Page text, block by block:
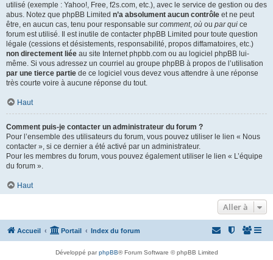
utilisé (exemple : Yahoo!, Free, f2s.com, etc.), avec le service de gestion ou des
abus. Notez que phpBB Limited n’a absolument aucun contrôle et ne peut
être, en aucun cas, tenu pour responsable sur comment, où ou par qui ce
forum est utilisé. Il est inutile de contacter phpBB Limited pour toute question
légale (cessions et désistements, responsabilité, propos diffamatoires, etc.)
non directement liée au site Internet phpbb.com ou au logiciel phpBB lui-
même. Si vous adressez un courriel au groupe phpBB à propos de l’utilisation
par une tierce partie de ce logiciel vous devez vous attendre à une réponse
très courte voire à aucune réponse du tout.
Haut
Comment puis-je contacter un administrateur du forum ?
Pour l’ensemble des utilisateurs du forum, vous pouvez utiliser le lien « Nous
contacter », si ce dernier a été activé par un administrateur.
Pour les membres du forum, vous pouvez également utiliser le lien « L’équipe
du forum ».
Haut
Aller à
Accueil Portail Index du forum
Développé parphpBB® Forum Software © phpBB Limited